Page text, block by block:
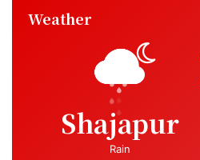
Weather
Shajapur
Rain